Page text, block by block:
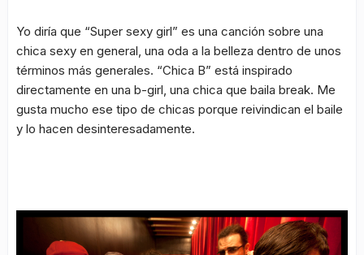
Yo diría que “Super sexy girl” es una canción sobre una
chica sexy en general, una oda a la belleza dentro de unos
términos más generales. “Chica B” está inspirado
directamente en una b-girl, una chica que baila break. Me
gusta mucho ese tipo de chicas porque reivindican el baile
y lo hacen desinteresadamente.